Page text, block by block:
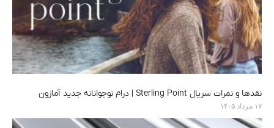
نقدها و نمرات سریال Sterling Point | درام نوجوانانه جدید آمازون
۱۷ مرداد ۱۴۰۵